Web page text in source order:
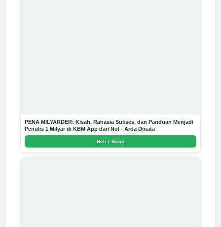
PENA MILYARDER: Kisah, Rahasia Sukses, dan Panduan Menjadi
Penulis 1 Milyar di KBM App dari Nol - Arda Dinata
Beli / Baca